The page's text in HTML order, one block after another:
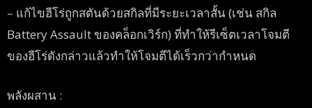
– แก้ไขฮีโร่ถูกสตันด้วยสกิลที่มีระยะเวลาสั้น (เช่น สกิล
Battery Assault ของคล็อกเวิร์ก) ที่ทำให้รีเซ็ตเวลาโจมตี
ของฮีโร่ดังกล่าวแล้วทำให้โจมตีได้เร็วกว่ากำหนด
พลังผสาน :